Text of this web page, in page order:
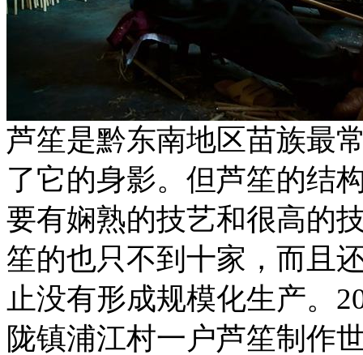
芦笙是黔东南地区苗族最
了它的身影。但芦笙的结
要有娴熟的技艺和很高的
笙的也只不到十家，而且
止没有形成规模化生产。
陇镇浦江村一户芦笙制作